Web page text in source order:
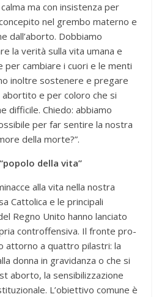
ma con insistenza per
nel grembo materno e
dall’aborto. Dobbiamo
la verità sulla vita umana e
per cambiare i cuori e le menti
inoltre sostenere e pregare
abortito e per coloro che si
difficile. Chiedo: abbiamo
per far sentire la nostra
della morte?”.
della vita”
alla vita nella nostra
Cattolica e le principali
Regno Unito hanno lanciato
controffensiva. Il fronte pro-
attorno a quattro pilastri: la
donna in gravidanza o che si
aborto, la sensibilizzazione
L’obiettivo comune è